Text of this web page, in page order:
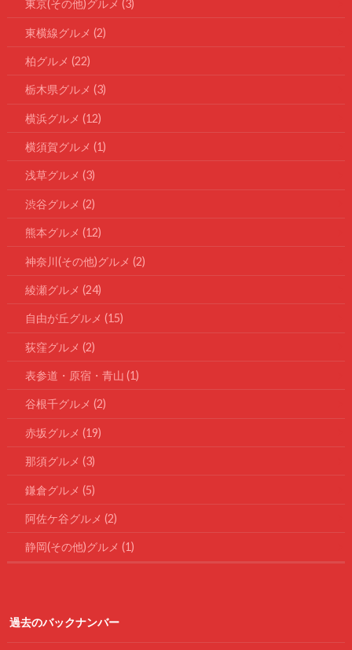
東京(その他)グルメ (3)
東横線グルメ (2)
柏グルメ (22)
栃木県グルメ (3)
横浜グルメ (12)
横須賀グルメ (1)
浅草グルメ (3)
渋谷グルメ (2)
熊本グルメ (12)
神奈川(その他)グルメ (2)
綾瀬グルメ (24)
自由が丘グルメ (15)
荻窪グルメ (2)
表参道・原宿・青山 (1)
谷根千グルメ (2)
赤坂グルメ (19)
那須グルメ (3)
鎌倉グルメ (5)
阿佐ケ谷グルメ (2)
静岡(その他)グルメ (1)
過去のバックナンバー